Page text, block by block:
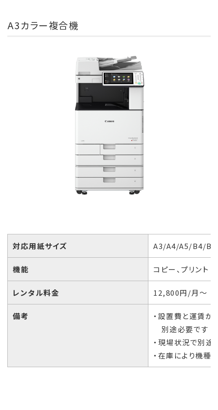
A3カラー複合機
対応用紙サイズ A3/A4/A5/B4/B5
機能 コピー、プリント
レンタル料金 12,800円/月～
備考
・設置費と運賃が
別途必要です
・現場状況で別途
・在庫により機種